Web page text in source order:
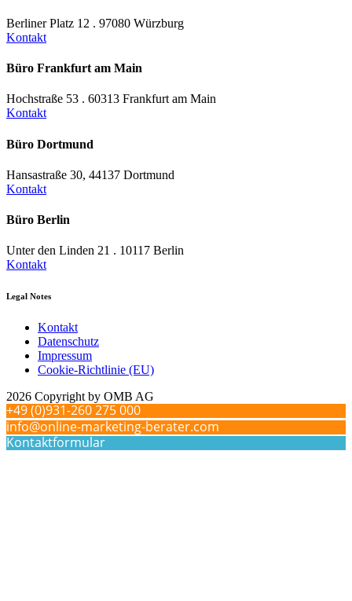
Berliner Platz 12 . 97080 Würzburg
Kontakt
Büro Frankfurt am Main
Hochstraße 53 . 60313 Frankfurt am Main
Kontakt
Büro Dortmund
Hansastraße 30, 44137 Dortmund
Kontakt
Büro Berlin
Unter den Linden 21 . 10117 Berlin
Kontakt
Legal Notes
Kontakt
Datenschutz
Impressum
Cookie-Richtlinie (EU)
2026 Copyright by OMB AG
+49 (0)931-260 275 000
info@online-marketing-berater.com
Kontaktformular